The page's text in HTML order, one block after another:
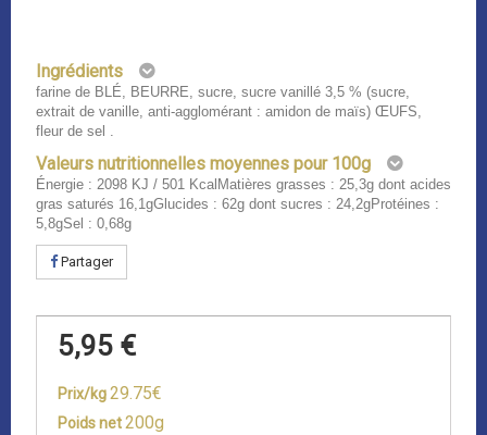
Ingrédients
farine de BLÉ, BEURRE, sucre, sucre vanillé 3,5 % (sucre,
extrait de vanille, anti-agglomérant : amidon de maïs) ŒUFS,
fleur de sel .
Valeurs nutritionnelles moyennes pour 100g
Énergie : 2098 KJ / 501 KcalMatières grasses : 25,3g dont acides
gras saturés 16,1gGlucides : 62g dont sucres : 24,2gProtéines :
5,8gSel : 0,68g
Partager
5,95 €
Prix/kg29.75€
Poids net200g